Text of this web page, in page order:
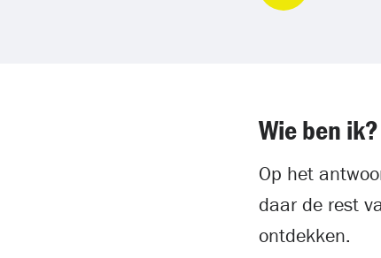
Wie ben ik?
Op het
daar de rest
ontdekken.